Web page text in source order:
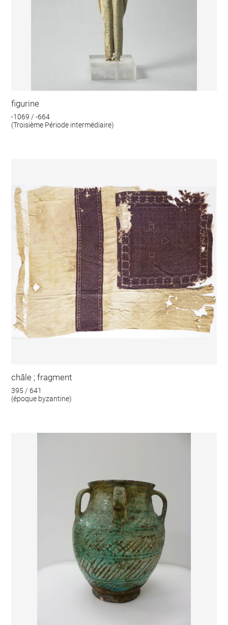
figurine
-1069 / -664
(Troisième Période intermédiaire)
châle ; fragment
395 / 641
(époque byzantine)